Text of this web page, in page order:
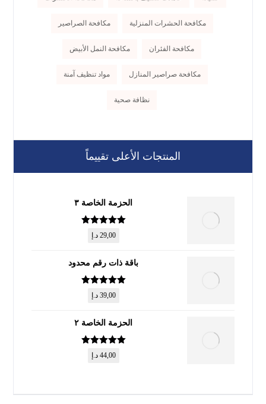
مكافحة الحشرات المنزلية مكافحة الصراصير
مكافحة الفئران مكافحة النمل الأبيض
مكافحة صراصير المنازل مواد تنظيف آمنة
نظافة صحية
المنتجات الأعلى تقييماً
الحزمة الخاصة ٣
تم التقييم
من 5
29,00 د.إ
باقة ذات رقم محدود
تم التقييم
من 5
39,00 د.إ
الحزمة الخاصة ٢
تم التقييم
من 5
44,00 د.إ